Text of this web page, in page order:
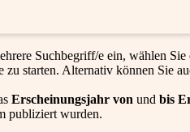
Suchbegriff/e ein, wählen
zu starten. Alternativ können Sie
Erscheinungsjahr von und bis
publiziert wurden.